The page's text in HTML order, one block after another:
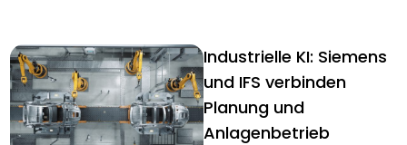
Industrielle KI: Siemens
und IFS verbinden
Planung und
Anlagenbetrieb